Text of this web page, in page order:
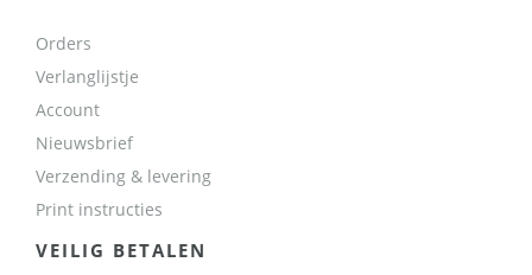
Orders
Verlanglijstje
Account
Nieuwsbrief
Verzending & levering
Print instructies
VEILIG BETALEN